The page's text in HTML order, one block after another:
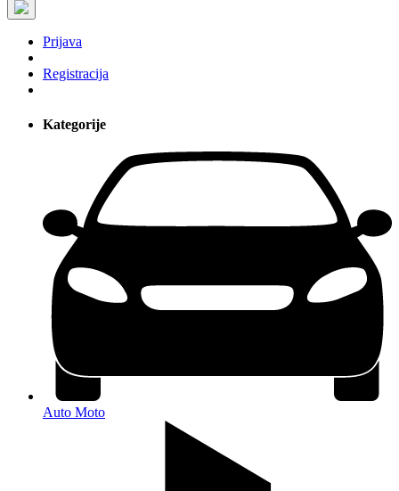
Prijava
Registracija
Kategorije
Auto Moto